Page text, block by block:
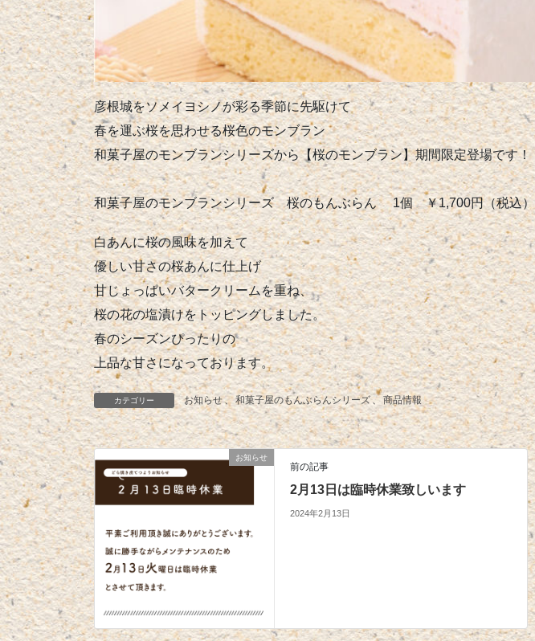
彦根城をソメイヨシノが彩る季節に先駆けて
春を運ぶ桜を思わせる桜色のモンブラン
和菓子屋のモンブランシリーズから【桜のモンブラン】期間限定登場です！
和菓子屋のモンブランシリーズ 桜のもんぶらん 1個 ￥1,700円（税込）
白あんに桜の風味を加えて
優しい甘さの桜あんに仕上げ
甘じょっぱいバタークリームを重ね、
桜の花の塩漬けをトッピングしました。
春のシーズンぴったりの
上品な甘さになっております。
カテゴリー お知らせ、和菓子屋のもんぶらんシリーズ 、 商品情報
お知らせ
前の記事
2月13日は臨時休業致しいます
2024年2月13日